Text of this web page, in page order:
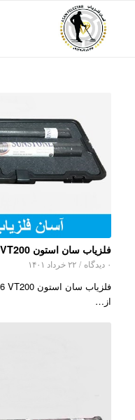
فلزیاب سان استون S16 VT200
۰ دیدگاه / ۲۲ خرداد ۱۴۰۱
از…